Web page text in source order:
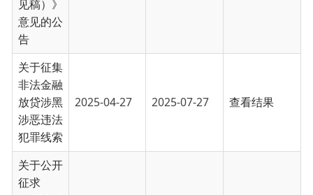
康苏高速
公路项目
征地征收
实施协议
（征求意
见稿）》
意见的公
告
关于开展
征集
2025年
民生实事